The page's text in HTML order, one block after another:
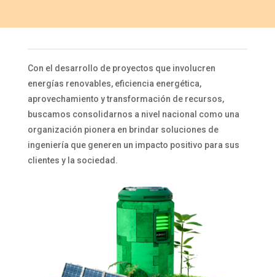
Con el desarrollo de proyectos que involucren
energías renovables, eficiencia energética,
aprovechamiento y transformación de recursos,
buscamos consolidarnos a nivel nacional como una
organización pionera en brindar soluciones de
ingeniería que generen un impacto positivo para sus
clientes y la sociedad.